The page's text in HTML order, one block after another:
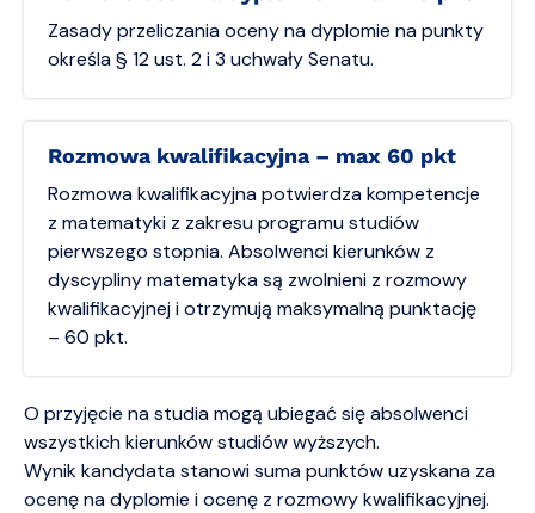
Zasady przeliczania oceny na dyplomie na punkty
określa § 12 ust. 2 i 3 uchwały Senatu.
Rozmowa kwalifikacyjna – max 60 pkt
Rozmowa kwalifikacyjna potwierdza kompetencje
z matematyki z zakresu programu studiów
pierwszego stopnia. Absolwenci kierunków z
dyscypliny matematyka są zwolnieni z rozmowy
kwalifikacyjnej i otrzymują maksymalną punktację
– 60 pkt.
O przyjęcie na studia mogą ubiegać się absolwenci
wszystkich kierunków studiów wyższych.
Wynik kandydata stanowi suma punktów uzyskana za
ocenę na dyplomie i ocenę z rozmowy kwalifikacyjnej.